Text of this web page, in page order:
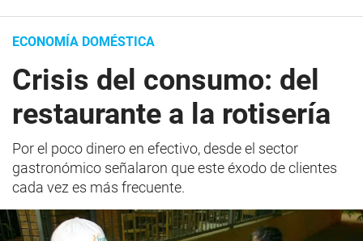
ECONOMÍA DOMÉSTICA
Crisis del consumo: del
restaurante a la rotisería
Por el poco dinero en efectivo, desde el sector
gastronómico señalaron que este éxodo de clientes
cada vez es más frecuente.